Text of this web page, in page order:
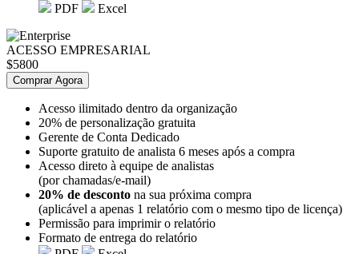
PDF
Excel
ACESSO EMPRESARIAL
$5800
Comprar Agora
Acesso ilimitado dentro da organização
20% de personalização gratuita
Gerente de Conta Dedicado
Suporte gratuito de analista 6 meses após a compra
Acesso direto à equipe de analistas
(por chamadas/e-mail)
20% de desconto na sua próxima compra
(aplicável a apenas 1 relatório com o mesmo tipo de licença)
Permissão para imprimir o relatório
Formato de entrega do relatório